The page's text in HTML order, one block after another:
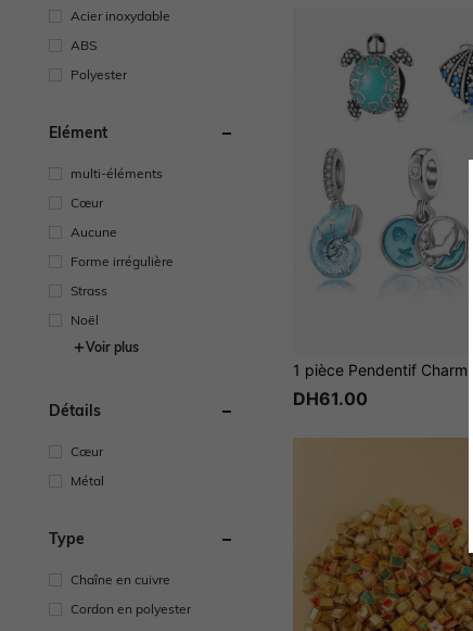
Acier inoxydable
ABS
Polyester
Élément
multi-éléments
Cœur
Aucune
Forme irrégulière
Strass
Noël
Voir plus
Détails
Cœur
Métal
Type
Chaîne en cuivre
Cordon en polyester
DH61.00